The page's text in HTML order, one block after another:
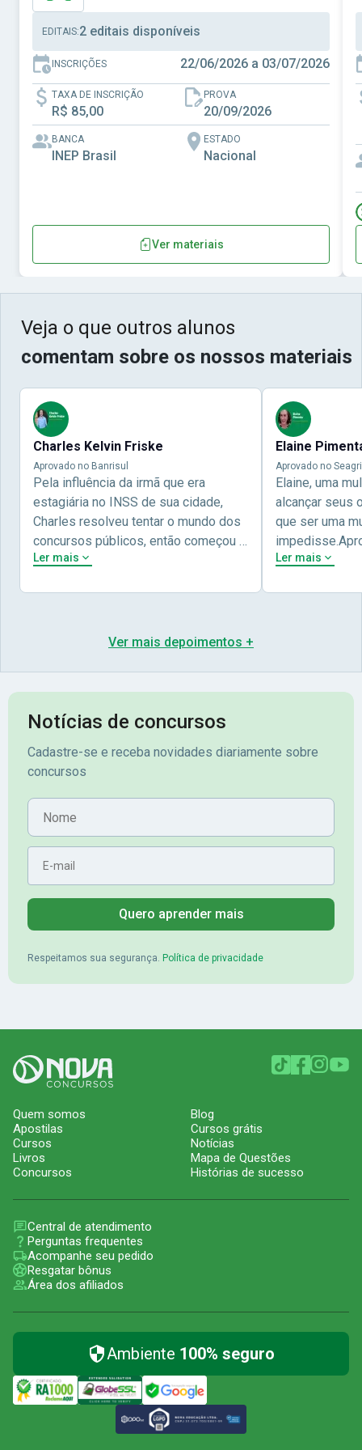
EDITAIS:2 editais disponíveis
INSCRIÇÕES 22/06/2026 a 03/07/2026
TAXA DE INSCRIÇÃO
R$ 85,00
PROVA
20/09/2026
BANCA
INEP Brasil
ESTADO
Nacional
Ver materiais
Veja o que outros alunos
comentam sobre os nossos materiais
Charles Kelvin Friske
Aprovado no Banrisul
Pela influência da irmã que era
estagiária no INSS de sua cidade,
Charles resolveu tentar o mundo dos
concursos públicos, então começou a
estudar com contéudo gratuito que a
preparação completa, e o resultado
abriu o concurso para o Banco da sua
cidade, o Banrisul. Se tornou
assinante premium e em seguida
mérito no concurso do
Banrisul.Charles Kelvin Friske -
Ler mais
Elaine
Aprovado no
Elaine, uma
alcançar seus
que ser uma
concursos
sua vida e
obstáculos
Pimenta -
Ler mais
Ver mais depoimentos +
Notícias de concursos
Cadastre-se e receba novidades diariamente sobre
concursos
Nome
E-mail
Quero aprender mais
Respeitamos sua segurança. Política de privacidade
Quem somos
Apostilas
Cursos
Livros
Concursos
Blog
Cursos grátis
Notícias
Mapa de Questões
Histórias de sucesso
Central de atendimento
Perguntas frequentes
Acompanhe seu pedido
Resgatar bônus
Área dos afiliados
Ambiente 100% seguro